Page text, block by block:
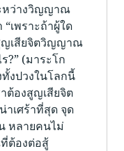
หว่างวิญญาณ
เพราะถ้าผู้ใด
ญเสียจิตวิญญาณ
?” (มาระโก
งปวงในโลกนี้
ต้องสูญเสียจิต
เศร้าที่สุด จุด
หลายคนไม่
ต้องต่อสู้